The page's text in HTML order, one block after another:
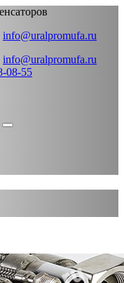
info@uralpromufa.ru
info@uralpromufa.ru